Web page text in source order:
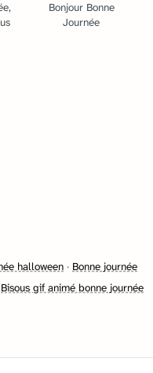
Bonjour Bonne
Journée
halloween · Bonne journée
Bisous gif animé bonne journée